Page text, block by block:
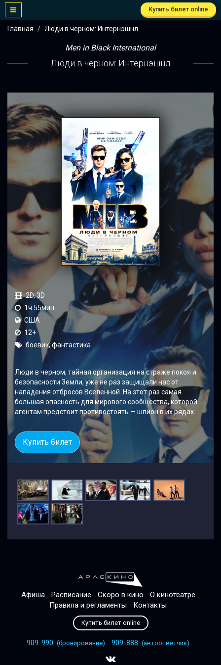
Купить билет online
Главная Люди в черном: Интернэшнл
Men in Black International
Люди в черном: Интернэшнл
2D, 3D
1ч.55мин.
США
12+
боевик, фантастика
Люди в черном, тайная организация на страже покоя и
безопасности Земли, уже не раз защищали нас от
нападения отбросов Вселенной. На этот раз самая
большая опасность для мирового сообщества, которой
агентам предстоит противостоять — шпион в их рядах.
Купить билет
Афиша Расписание Скоро в кино
О кинотеатре
Правила и регламенты
Контакты
Купить билет online
909-990 (бронирование) 909-888 (автоответчик)